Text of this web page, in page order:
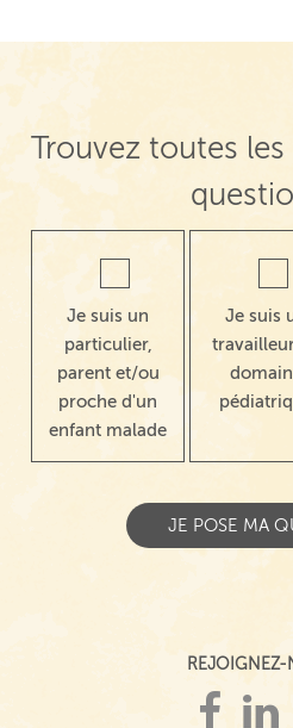
Trouvez toutes
Je suis un
particulier,
parent et/ou
proche d'un
enfant malade
Je suis